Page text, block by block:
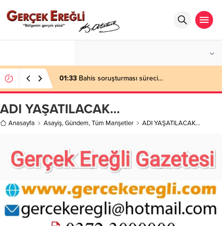
01:33 Bahis soruşturması süreci…
ADI YAŞATILACAK…
Anasayfa Asayiş,Gündem,Tüm Manşetler ADI YAŞATILACAK…